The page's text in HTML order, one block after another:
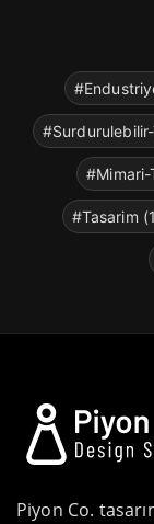
#Mimari-
#Tasarim
Piyon Co.